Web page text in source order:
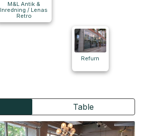
Refurn
M&L Antik &
Inredning / Lenas
Retro
Table